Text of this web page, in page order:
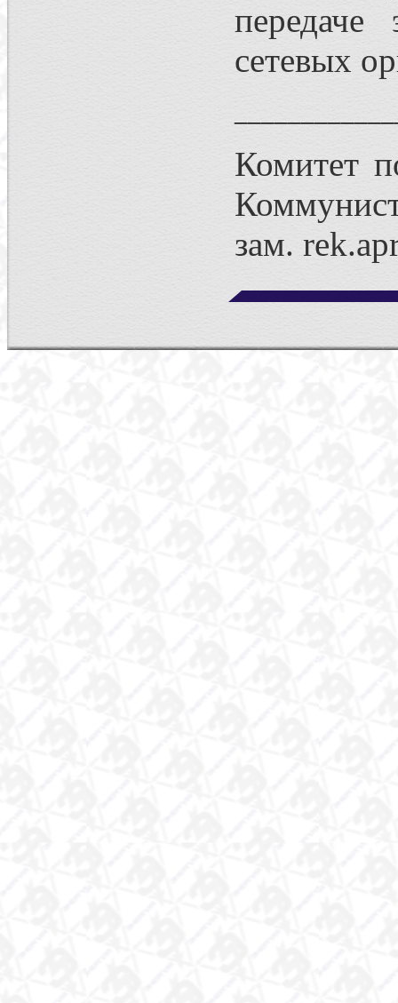
передаче
сетевых
Комитет
зам.